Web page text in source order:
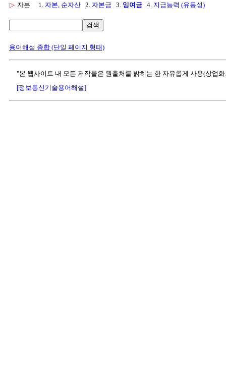
▷ 자본 1. 자본, 순자산 2. 자본금 3. 잉여금 4. 지급능력 (유동성)
검색
용어해설 종합 (단일 페이지 형태)
"본 웹사이트 내 모든 저작물은 원출처를 밝히는 한 자유롭게 사용(상업
[정보통신기술용어해설]